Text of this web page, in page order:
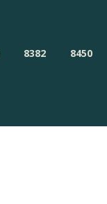
8382 8450